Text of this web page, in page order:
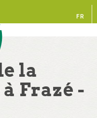
FR
la
Frazé -